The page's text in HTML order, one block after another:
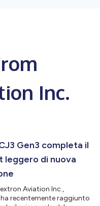
Inc.
Gen3 completa il
leggero di nuova
Aviation Inc.,
recentemente raggiunto